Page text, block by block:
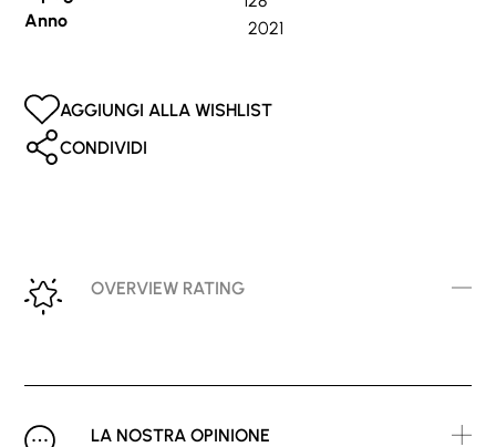
Anno
2021
AGGIUNGI ALLA WISHLIST
CONDIVIDI
OVERVIEW RATING
LA NOSTRA OPINIONE